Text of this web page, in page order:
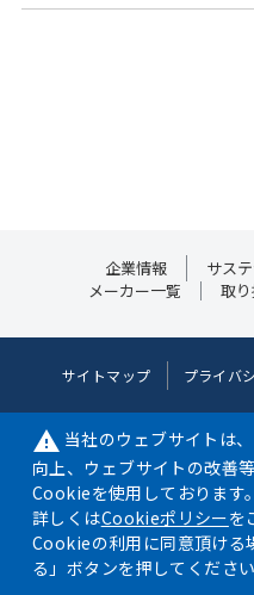
企業情報 サス
メーカー一覧
取
サイトマップ プライバ
warning 当社のウェブサイトは
向上、ウェブサイトの改善等
Cookieを使用しております。
詳しくはCookieポリシーを
Cookieの利用に同意頂ける
る」ボタンを押してください